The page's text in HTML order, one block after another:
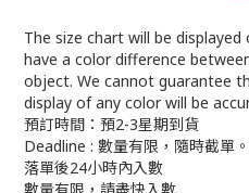
The size chart will be
have a color difference
object. We cannot guarantee
display of any color will be
預訂時間：預2-3星期到貨
Deadline : 數量有限，隨時截單
落單後24小時內入數